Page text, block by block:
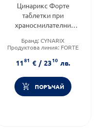
Цинарикс Форте
таблетки при
храносмилателни
Montavit
Бранд: CYNARIX
Продуктова линия: FORTE
1181 € / 2310 лв.
ПОРЪЧАЙ